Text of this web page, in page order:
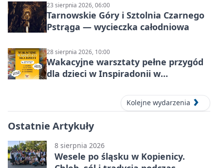
23 sierpnia 2026, 06:00
Tarnowskie Góry i Sztolnia Czarnego
Pstrąga — wycieczka całodniowa
28 sierpnia 2026, 10:00
Wakacyjne warsztaty pełne przygód
dla dzieci w Inspiradonii w
Kolejne wydarzenia
Ostatnie Artykuły
8 sierpnia 2026
Wesele po śląsku w Kopienicy.